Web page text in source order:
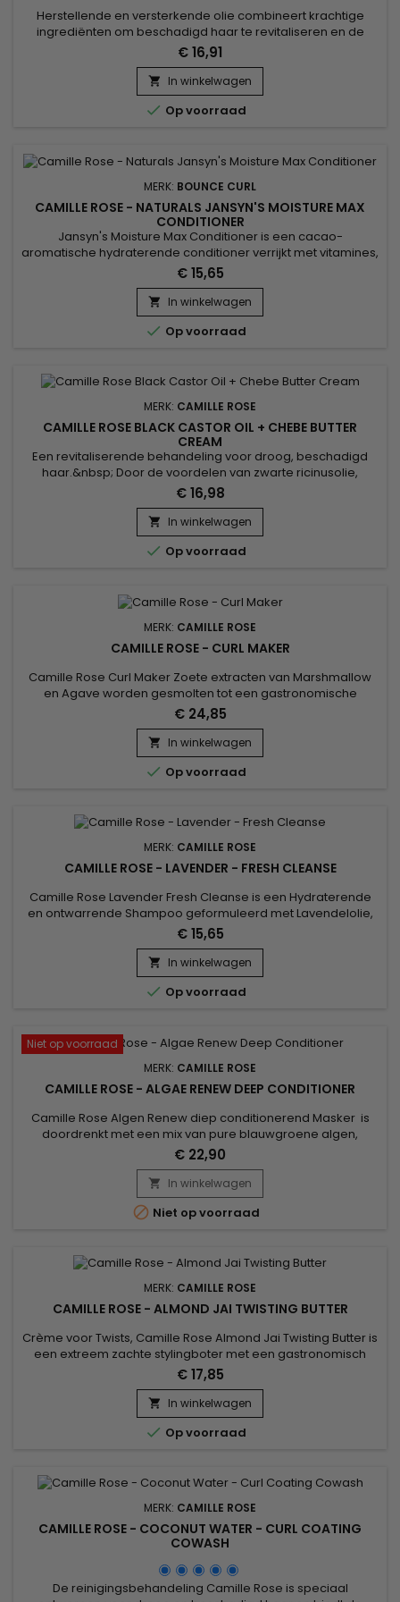
Herstellende en versterkende olie combineert krachtige
ingrediënten om beschadigd haar te revitaliseren en de
groei te bevorderen. Zwarte castorolie staat bekend om zijn
stimulerende effecten op de bloedcirculatie van de
hoofdhuid, wat helpt om de haargroei te versnellen.
Kokosolie hydrateert diep, vermindert haarbreuk en geeft
een natuurlijke glans....
€ 16,91
 In winkelwagen
 Op voorraad
MERK: BOUNCE CURL
CAMILLE ROSE - NATURALS JANSYN'S MOISTURE MAX
CONDITIONER
Jansyn's Moisture Max Conditioner is een cacao-
aromatische hydraterende conditioner verrijkt met vitamines,
gemaakt om het uiterlijk van gespleten haarpunten en
kroezen te verminderen. Zoete Kokosmelk en maagdelijke
kokosoliedruppeltjes worden gemengd met biologische
Aloë vera-sappen en vervolgens verdikt met rijke
Karitéboom en Cacaoboters voor onze...
€ 15,65
 In winkelwagen
 Op voorraad
MERK: CAMILLE ROSE
CAMILLE ROSE BLACK CASTOR OIL + CHEBE BUTTER
CREAM
Een revitaliserende behandeling voor droog, beschadigd
haar.&nbsp; Door de voordelen van zwarte ricinusolie,
waarvan bekend is dat het de groei stimuleert en de wortels
versterkt, te combineren met de beschermende en
voedende eigenschappen van Chébé, biedt deze crème
diepe hydratatie en bescherming tegen haarbreuk.&nbsp;
Geschikt voor regelmatig...
€ 16,98
 In winkelwagen
 Op voorraad
MERK: CAMILLE ROSE
CAMILLE ROSE - CURL MAKER
Camille Rose Curl Maker Zoete extracten van Marshmallow
en Agave worden gesmolten tot een gastronomische
oliebasis van Kokosnoot en Granaatappel, vervolgens
gelaagd met botanische sappen van zeewier en aloë. We
eindigen met een verrijkende infusie van vitamine E en B-12
voor optimale haarvoeding.
€ 24,85
 In winkelwagen
 Op voorraad
MERK: CAMILLE ROSE
CAMILLE ROSE - LAVENDER - FRESH CLEANSE
Camille Rose Lavender Fresh Cleanse is een Hydraterende
en ontwarrende Shampoo geformuleerd met Lavendelolie,
geassocieerd met : een extract van Appelcider bekend om
zijn antimicrobiële eigenschappen die op natuurlijke wijze de
hoofdhuid reinigen en de pH van het haar in balans brengen;
de arnica-bloem die helpt de haarzakjes te versterken om
breuk te...
€ 15,65
 In winkelwagen
 Op voorraad
Niet op voorraad
MERK: CAMILLE ROSE
CAMILLE ROSE - ALGAE RENEW DEEP CONDITIONER
Camille Rose Algen Renew diep conditionerend Masker is
doordrenkt met een mix van pure blauwgroene algen,
boordevol 65 vitamines, mineralen en antioxidanten.
Ongeraffineerde Cacao- en Mangoboters worden kunstig
gemengd in deze intense formule voor diepe conditionering
voor maximale vochtvoordelen. Groei-stimulerende biotine
geëxtraheerd uit algen wordt...
€ 22,90
 In winkelwagen
 Niet op voorraad
MERK: CAMILLE ROSE
CAMILLE ROSE - ALMOND JAI TWISTING BUTTER
Crème voor Twists, Camille Rose Almond Jai Twisting Butter is
een extreem zachte stylingboter met een gastronomisch
hazelnootaroma, ontworpen om krullen te voeden en te
definiëren. Uitstekend voor het voeden van het haar en het
beperken van krimp (krimp van krullen), Camille Rose Twists
crème hydrateert, zorgt voor soepelheid en zachtheid !
€ 17,85
 In winkelwagen
 Op voorraad
MERK: CAMILLE ROSE
CAMILLE ROSE - COCONUT WATER - CURL COATING
COWASH
De reinigingsbehandeling Camille Rose is speciaal